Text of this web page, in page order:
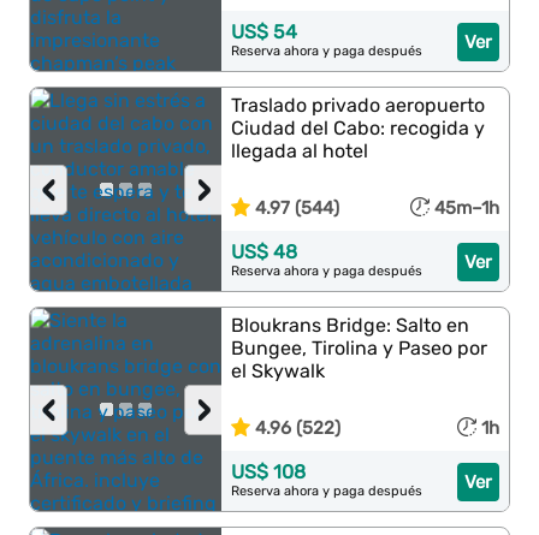
Ver
US$ 54
Reserva ahora y paga después
›
‹
Traslado privado aeropuerto
Ciudad del Cabo: recogida y
llegada al hotel
4.97 (544) 45m–1h
Ver
US$ 48
Reserva ahora y paga después
›
‹
Bloukrans Bridge: Salto en
Bungee, Tirolina y Paseo por
el Skywalk
4.96 (522) 1h
Ver
US$ 108
Reserva ahora y paga después